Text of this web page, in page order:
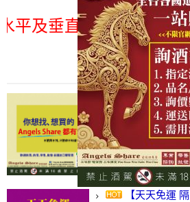
及垂直整合、一次購
總覽-促銷&活
all events
【凡酒問
(尋)酒、詢價、零
2024/03/01
【天天免運